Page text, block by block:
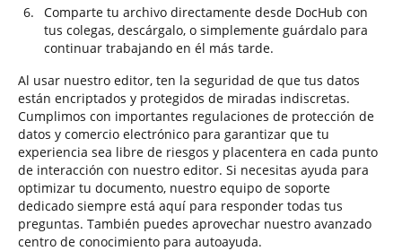
Comparte tu archivo directamente desde DocHub con
tus colegas, descárgalo, o simplemente guárdalo para
continuar trabajando en él más tarde.
Al usar nuestro editor, ten la seguridad de que tus datos
están encriptados y protegidos de miradas indiscretas.
Cumplimos con importantes regulaciones de protección de
datos y comercio electrónico para garantizar que tu
experiencia sea libre de riesgos y placentera en cada punto
de interacción con nuestro editor. Si necesitas ayuda para
optimizar tu documento, nuestro equipo de soporte
dedicado siempre está aquí para responder todas tus
preguntas. También puedes aprovechar nuestro avanzado
centro de conocimiento para autoayuda.